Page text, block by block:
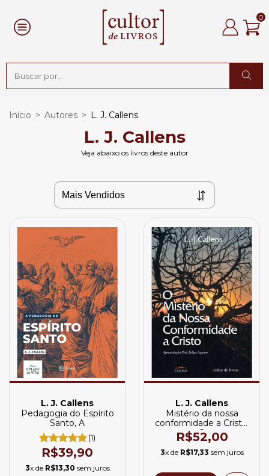
0
Início > Autores > L. J. Callens
L. J. Callens
Veja abaixo os livros deste autor
L. J. Callens
Pedagogia do Espírito
Santo, A
(1)
R$39,90
3x de R$13,30 sem juros
L. J. Callens
Mistério da nossa
conformidade a Cristo,
O
R$52,00
3x de R$17,33 sem juros